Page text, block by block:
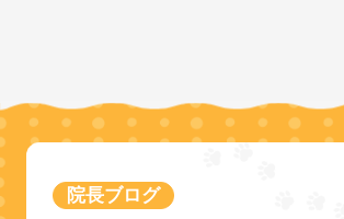
院長ブログ